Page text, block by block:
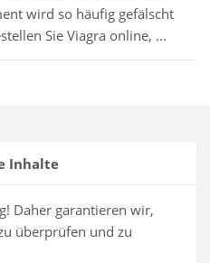
wird so häufig gefälscht
Sie Viagra online, ...
Inhalte
Daher garantieren wir,
überprüfen und zu